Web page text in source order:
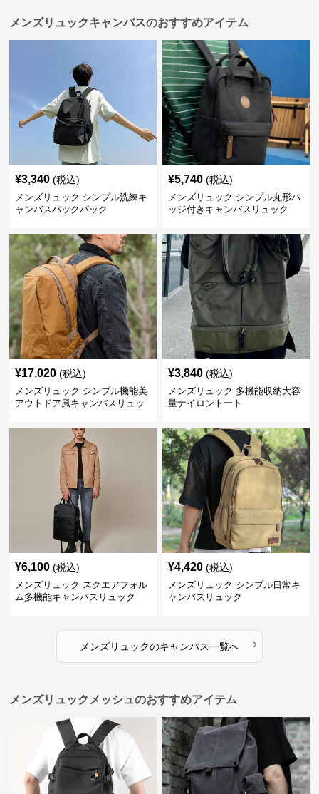
メンズリュックキャンバスのおすすめアイテム
¥3,340 (税込)
メンズリュック シンプル洗練キ
ャンバスバックパック
¥5,740 (税込)
メンズリュック シンプル丸形バ
ッジ付きキャンバスリュック
¥17,020 (税込)
メンズリュック シンプル機能美
アウトドア風キャンバスリュッ
¥3,840 (税込)
メンズリュック 多機能収納大容
量ナイロントート
¥6,100 (税込)
メンズリュック スクエアフォル
ム多機能キャンバスリュック
¥4,420 (税込)
メンズリュック シンプル日常キ
ャンバスリュック
メンズリュックのキャンバス一覧へ ›
メンズリュックメッシュのおすすめアイテム